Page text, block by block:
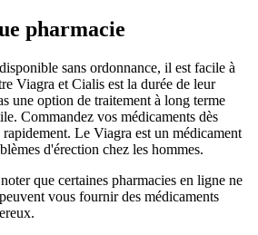
pharmacie
sans ordonnance, il est facile à
Viagra et Cialis est la durée de leur
une option de traitement à long terme
Commandez vos médicaments dès
Le Viagra est un médicament
d'érection chez les hommes.
que certaines pharmacies en ligne ne
vous fournir des médicaments